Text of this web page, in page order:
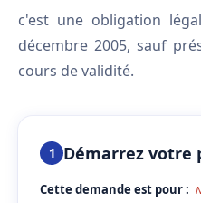
c'est une obligation
décembre 2005, sauf
cours de validité.
1 Démarrez votre
Cette demande est pour :